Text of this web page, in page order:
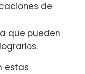
de
que pueden
estas